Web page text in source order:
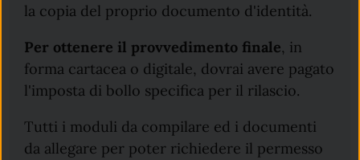
la copia del proprio documento d'identità.
Per ottenere il provvedimento finale, in
forma cartacea o digitale, dovrai avere pagato
l'imposta di bollo specifica per il rilascio.
Tutti i moduli da compilare ed i documenti
da allegare per poter richiedere il permesso